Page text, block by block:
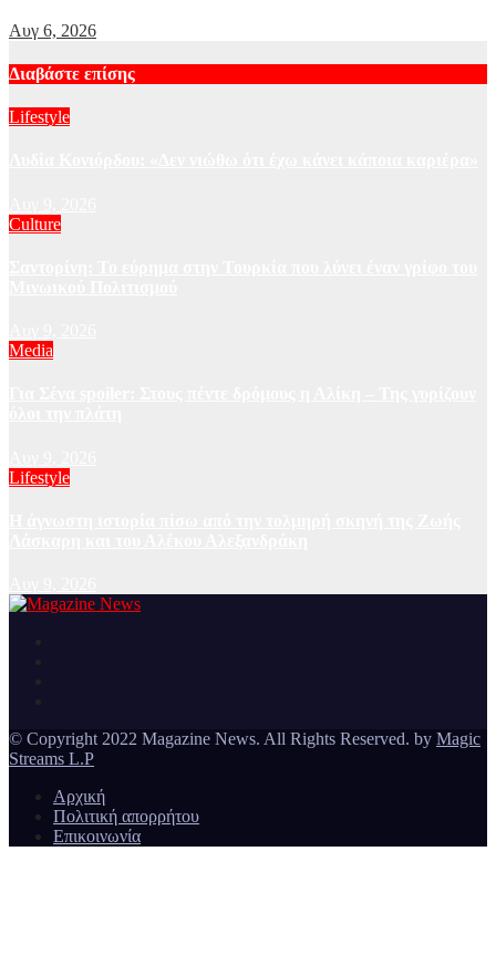
Αυγ 6, 2026
Διαβάστε επίσης
Lifestyle
Culture
Media
Lifestyle
© Copyright 2022 Magazine News. All Rights Reserved. by Magic
Streams L.P
Αρχική
Πολιτική απορρήτου
Επικοινωνία